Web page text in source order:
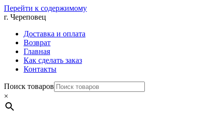
Перейти к содержимому
г. Череповец
Доставка и оплата
Возврат
Главная
Как сделать заказ
Контакты
Поиск товаров
×